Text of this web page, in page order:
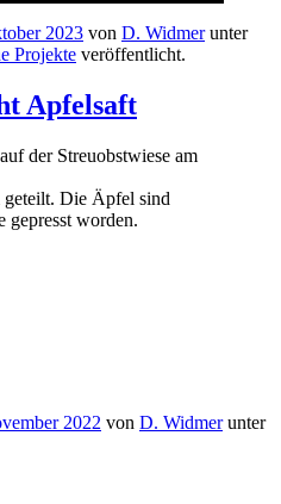
2023 von D. Widmerunter
Projekte veröffentlicht.
Apfelsaft
der Streuobstwiese am
Die Äpfel sind
gepresst worden.
2022 von D. Widmerunter